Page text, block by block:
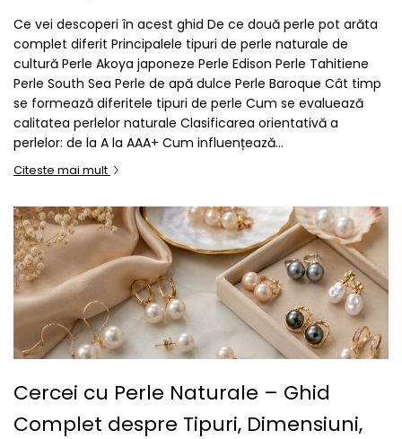
Ce vei descoperi în acest ghid De ce două perle pot arăta
complet diferit Principalele tipuri de perle naturale de
cultură Perle Akoya japoneze Perle Edison Perle Tahitiene
Perle South Sea Perle de apă dulce Perle Baroque Cât timp
se formează diferitele tipuri de perle Cum se evaluează
calitatea perlelor naturale Clasificarea orientativă a
perlelor: de la A la AAA+ Cum influențează...
Citeste mai mult
Cercei cu Perle Naturale – Ghid
Complet despre Tipuri, Dimensiuni,